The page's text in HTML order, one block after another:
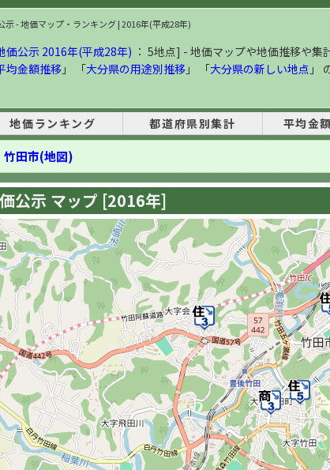
示 - 地価マップ・ランキング | 2016年(平成28年)
価公示 2016年(平成28年) ： 5地点] - 地価マップや地価推移や集
均金額推移」 「大分県の用途別推移」 「大分県の新しい地点 」
地価ランキング 都道府県別集計 平均金
竹田市(地図)
公示 マップ [2016年]